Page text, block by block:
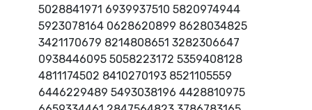
5028841971 6939937510 5820974944
5923078164 0628620899 8628034825
3421170679 8214808651 3282306647
0938446095 5058223172 5359408128
4811174502 8410270193 8521105559
6446229489 5493038196 4428810975